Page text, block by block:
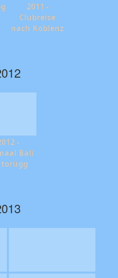
2011 -
Clubreise
nach Koblenz
-
Bali